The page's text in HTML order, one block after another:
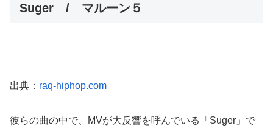
Suger / マルーン５
出典： raq-hiphop.com
彼らの曲の中で、MVが大反響を呼んでいる「Suger」で